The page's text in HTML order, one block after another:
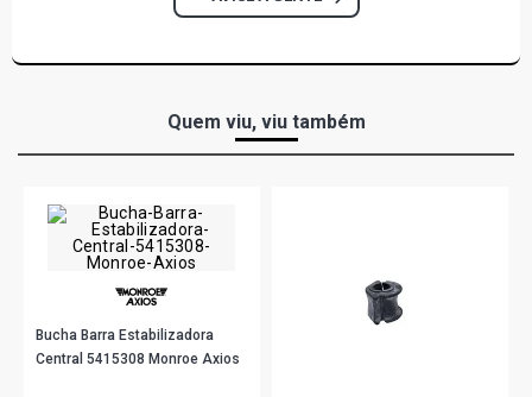
206 QUICKSILVER HATCH 1.6 16V GASOLINA (2001 -
2004)
206 RALLYE HATCH 1.6 16V GASOLINA (2001 - 2006)
Quem viu, viu também
Bucha Barra Estabilizadora
Central 5415308 Monroe Axios